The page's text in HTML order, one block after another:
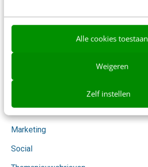
Alle cookies toestaan
Weigeren
Zelf instellen
Whitepapers
Blog
Content & Communicatie
Klantcontact & CX
Marketing
Social